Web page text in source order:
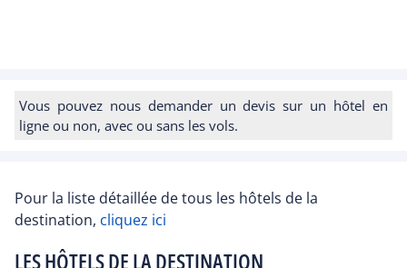
Vous pouvez nous demander un devis sur un hôtel en
ligne ou non, avec ou sans les vols.
Pour la liste détaillée de tous les hôtels de la
destination, cliquez ici
LES HÔTELS DE LA DESTINATION